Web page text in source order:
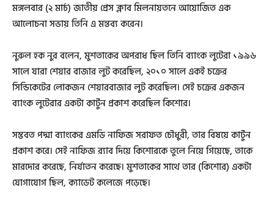
মঙ্গলবার (২ মার্চ) জাতীয় প্রেস ক্লাব মিলনায়তনে আয়োজিত এক
আলোচনা সভায় তিনি এ মন্তব্য করেন।
নুরুল হক নুর বলেন, মুশতাকের অপরাধ ছিল তিনি ব্যাংক লুটেরা ১৯৯৬
সালে যারা শেয়ার বাজার লুট করেছিল, ২০১০ সালে একই চক্রের
সিন্ডিকেটের লোকজন শেয়ারবাজার লুট করেছিল। সেই চক্রের একজন
ব্যাংক লুটেরার একটা কার্টুন প্রকাশ করেছিল কিশোর।
সম্ভবত পদ্মা ব্যাংকের এমডি নাফিজ সরাফত চৌধুরী, তার বিষয়ে কার্টুন
প্রকাশ করে। সেই নাফিজ র‌্যাব দিয়ে কিশোরকে তুলে নিয়ে গিয়েছে, তাকে
মারদোর করেছে, নির্যাতন করেছে। মুশতাকের সাথে তার (কিশোর) একটা
যোগাযোগ ছিল, ক্যাডেট কলেজে পড়েছে।